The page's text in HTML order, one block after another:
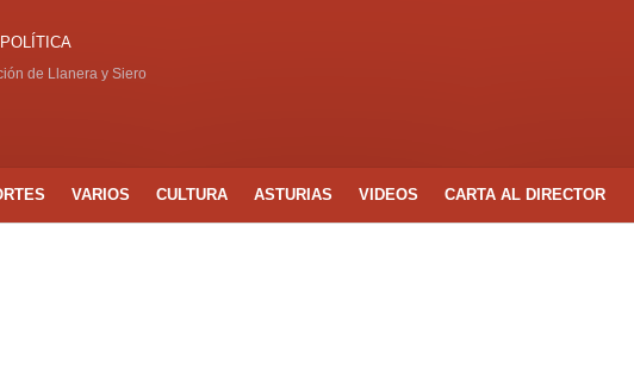
POLÍTICA
de Llanera y Siero
VARIOS CULTURA ASTURIAS VIDEOS CARTA AL DIRECTOR